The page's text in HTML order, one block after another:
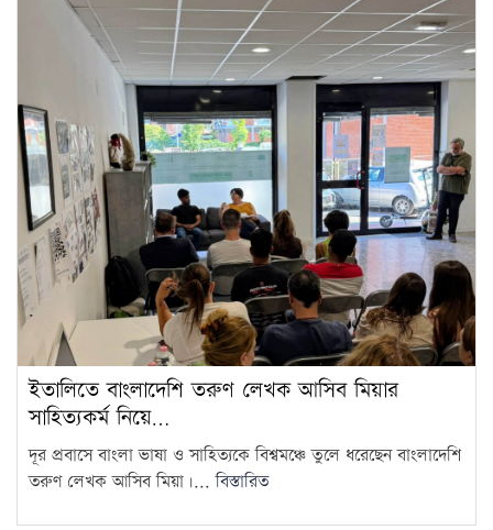
ইতালিতে বাংলাদেশি তরুণ লেখক আসিব মিয়ার
সাহিত্যকর্ম নিয়ে…
দূর প্রবাসে বাংলা ভাষা ও সাহিত্যকে বিশ্বমঞ্চে তুলে ধরেছেন বাংলাদেশি
তরুণ লেখক আসিব মিয়া।...বিস্তারিত